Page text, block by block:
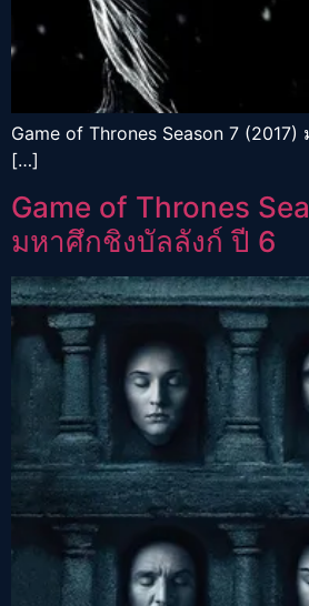
Game of Thrones Season 7
[…]
Game of Thrones
มหาศึกชิงบัลลังก์ ปี 6